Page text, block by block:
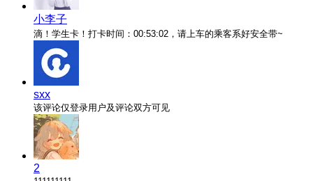
小李子
滴！学生卡！打卡时间：00:53:02，请上车的乘客系好安全带~
sxx
该评论仅登录用户及评论双方可见
2